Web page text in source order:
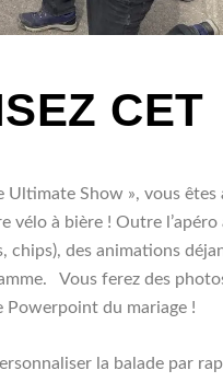
CET
Show », vous êtes
vélo à bière ! Outre l’apéro
chips), des animations
Vous ferez des
Powerpoint du mariage !
la balade par